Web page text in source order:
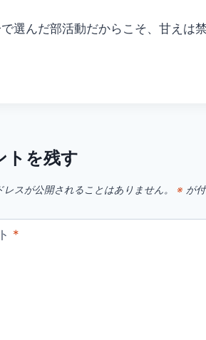
選んだ部活動だからこそ、甘えは
トを残す
レスが公開されることはありません。 ※ が
*